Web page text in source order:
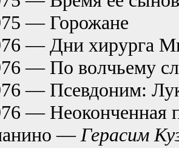
— Горожане
— Дни хирурга
— По волчьему
— Псевдоним:
— Неоконченная
— Герасим